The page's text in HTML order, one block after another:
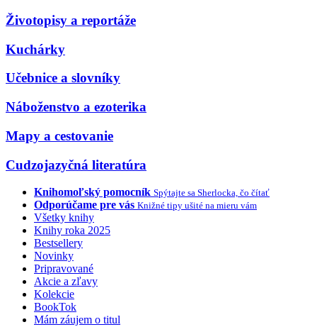
Životopisy a reportáže
Kuchárky
Učebnice a slovníky
Náboženstvo a ezoterika
Mapy a cestovanie
Cudzojazyčná literatúra
Knihomoľský pomocník Spýtajte sa Sherlocka, čo čítať
Odporúčame pre vás Knižné tipy ušité na mieru vám
Všetky knihy
Knihy roka 2025
Bestsellery
Novinky
Pripravované
Akcie a zľavy
Kolekcie
BookTok
Mám záujem o titul